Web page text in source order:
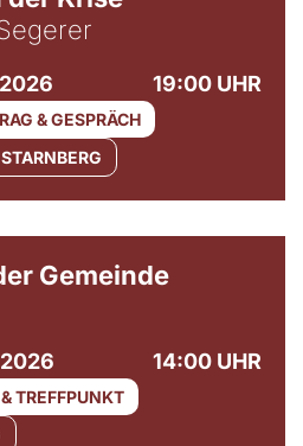
19:00 UHR
& GESPRÄCH
Gemeinde
2026 14:00 UHR
TREFFPUNKT